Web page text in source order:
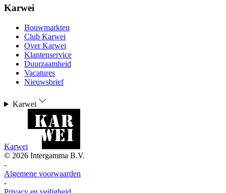
Karwei
Bouwmarkten
Club Karwei
Over Karwei
Klantenservice
Duurzaamheid
Vacatures
Nieuwsbrief
Karwei
Karwei
© 2026 Intergamma B.V.
-
Algemene voorwaarden
-